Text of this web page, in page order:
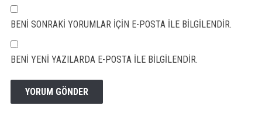
BENI SONRAKI YORUMLAR IÇIN E-POSTA ILE BILGILENDIR.
BENI YENI YAZILARDA E-POSTA ILE BILGILENDIR.